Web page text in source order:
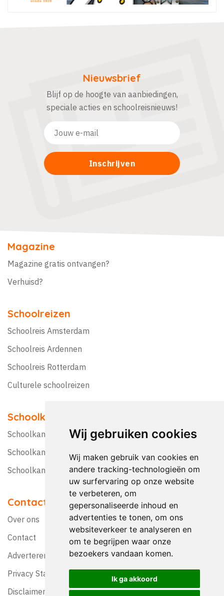
Wij gebruiken cookies
Wij maken gebruik van cookies en
andere tracking-technologieën om
uw surfervaring op onze website
te verbeteren, om
gepersonaliseerde inhoud en
advertenties te tonen, om ons
websiteverkeer te analyseren en
om te begrijpen waar onze
bezoekers vandaan komen.
Ik ga akkoord
Nieuwsbrief
Blijf op de hoogte van aanbiedingen,
speciale acties en schoolreisnieuws!
Magazine
Magazine gratis ontvangen?
Verhuisd?
Schoolreizen
Schoolreis Amsterdam
Schoolreis Ardennen
Schoolreis Rotterdam
Culturele schoolreizen
Schoolkampen
Schoolkamp Nederland
Schoolkamp België
Schoolkamptips
Contact
Over ons
Contact
Adverteren?
Privacy Statement
Disclaimer